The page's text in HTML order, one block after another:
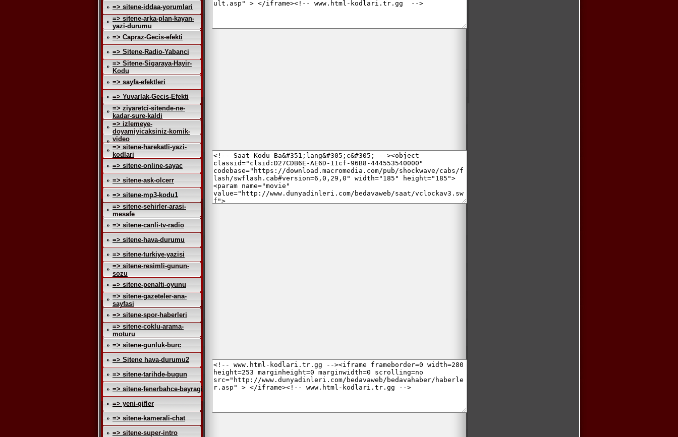
=> sitene-iddaa-yorumlari
=> sitene-arka-plan-kayan-
yazi-durumu
=> Capraz-Gecis-efekti
=> Sitene-Radio-Yabanci
=> Sitene-Sigaraya-Hayir-
Kodu
=> sayfa-efektleri
=> Yuvarlak-Gecis-Efekti
=> ziyaretci-sitende-ne-
kadar-sure-kaldi
=> izlemeye-
doyamiyicaksiniz-komik-
video
=> sitene-harekatli-yazi-
kodlari
=> sitene-online-sayac
=> sitene-ask-olcerr
=> sitene-mp3-kodu1
=> sitene-sehirler-arasi-
mesafe
=> sitene-canli-tv-radio
=> sitene-hava-durumu
=> sitene-turkiye-yazisi
=> sitene-resimli-gunun-
sozu
=> sitene-penalti-oyunu
=> sitene-gazeteler-ana-
sayfasi
=> sitene-spor-haberleri
=> sitene-coklu-arama-
moturu
=> sitene-gunluk-burc
=> Sitene hava-durumu2
=> sitene-tarihde-bugun
=> sitene-fenerbahce-bayragi
=> yeni-gifler
=> sitene-kamerali-chat
=> sitene-super-intro